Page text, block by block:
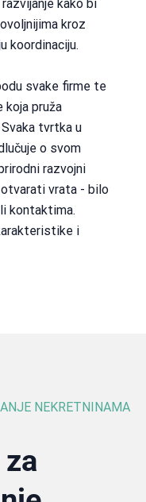
kako bi
kroz
koordinaciju.
svake firme te
koja pruža
tvrtka u
o svom
razvojni
vrata - bilo
kontaktima.
i
NEKRETNINAMA